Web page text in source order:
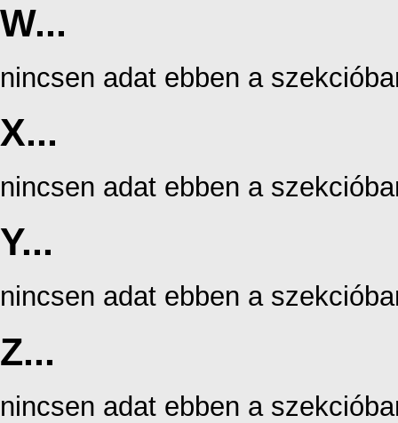
W...
nincsen adat ebben a
X...
nincsen adat ebben a
Y...
nincsen adat ebben a
Z...
nincsen adat ebben a